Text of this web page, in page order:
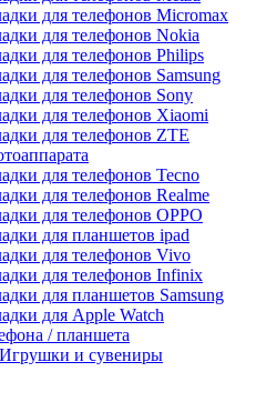
для телефонов Micromax
для телефонов Nokia
для телефонов Philips
для телефонов Samsung
для телефонов Sony
для телефонов Xiaomi
для телефонов ZTE
для телефонов Tecno
для телефонов Realme
для телефонов OPPO
для планшетов ipad
для телефонов Vivo
для телефонов Infinix
для планшетов Samsung
для Apple Watch
/ планшета
Игрушки и сувениры